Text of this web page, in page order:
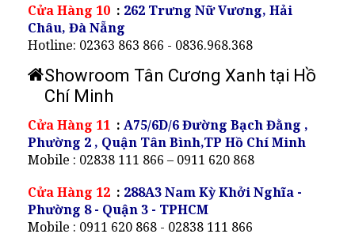
Cửa Hàng 10 : 262 Trưng Nữ Vương, Hải
Châu, Đà Nẵng
Hotline: 02363 863 866 - 0836.968.368
Showroom Tân Cương Xanh tại Hồ
Chí Minh
Cửa Hàng 11 : A75/6D/6 Đường Bạch Đằng ,
Phường 2 , Quận Tân Bình,TP Hồ Chí Minh
Mobile : 02838 111 866 – 0911 620 868
Cửa Hàng 12 : 288A3 Nam Kỳ Khởi Nghĩa -
Phường 8 - Quận 3 - TPHCM
Mobile : 0911 620 868 - 02838 111 866